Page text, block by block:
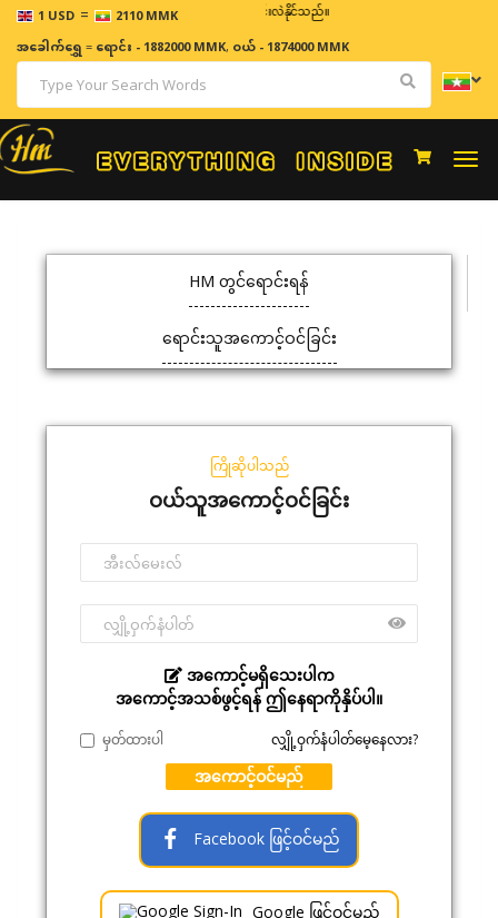
1 USD = 2110 MMK
ဈေးနှုန်းများသည် အချိန်နှင့် အမျှပြောင်းလဲနိုင်သည်။
အခေါက်ရွှေ=ရောင်း - 1882000 MMK, ဝယ် - 1874000 MMK
HM တွင်ရောင်းရန်
ရောင်းသူအကောင့်ဝင်ခြင်း
ကြိုဆိုပါသည်
ဝယ်သူအကောင့်ဝင်ခြင်း
အကောင့်မရှိသေးပါက
အကောင့်အသစ်ဖွင့်ရန် ဤနေရာကိုနှိပ်ပါ။
မှတ်ထားပါ လျှို့ဝှက်နံပါတ်မေ့နေလား?
အကောင့်ဝင်မည်
Facebook ဖြင့်ဝင်မည်
Google ဖြင့်ဝင်မည်